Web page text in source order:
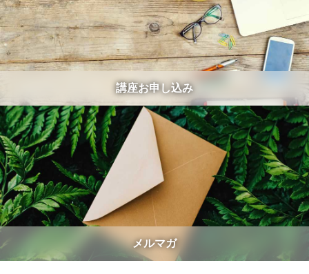
講座お申し込み
メルマガ